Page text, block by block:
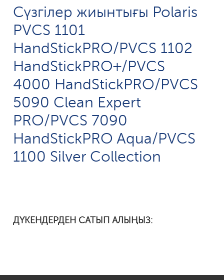
Сүзгілер жиынтығы Polaris
PVCS 1101
HandStickPRO/PVCS 1102
HandStickPRO+/PVCS
4000 HandStickPRO/PVCS
5090 Clean Expert
PRO/PVCS 7090
HandStickPRO Aqua/PVCS
1100 Silver Collection
ДҮКЕНДЕРДЕН САТЫП АЛЫҢЫЗ: